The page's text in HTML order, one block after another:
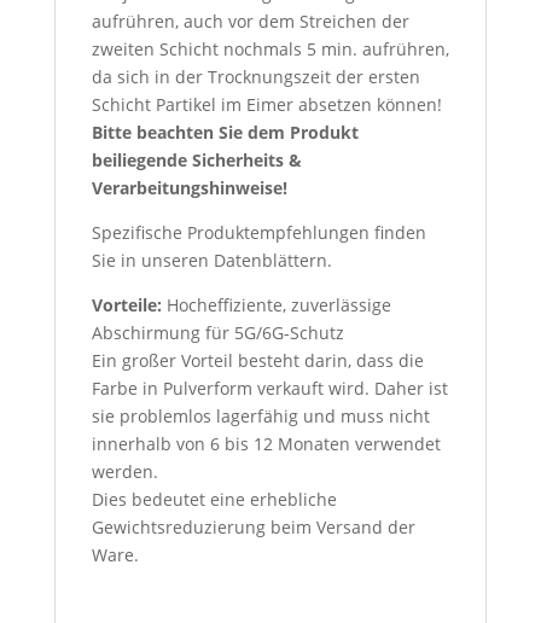
aufrühren, auch vor dem Streichen der
zweiten Schicht nochmals 5 min. aufrühren,
da sich in der Trocknungszeit der ersten
Schicht Partikel im Eimer absetzen können!
Bitte beachten Sie dem Produkt
beiliegende Sicherheits &
Verarbeitungshinweise!
Spezifische Produktempfehlungen finden
Sie in unseren Datenblättern.
Vorteile: Hocheffiziente, zuverlässige
Abschirmung für 5G/6G-Schutz
Ein großer Vorteil besteht darin, dass die
Farbe in Pulverform verkauft wird. Daher ist
sie problemlos lagerfähig und muss nicht
innerhalb von 6 bis 12 Monaten verwendet
werden.
Dies bedeutet eine erhebliche
Gewichtsreduzierung beim Versand der
Ware.